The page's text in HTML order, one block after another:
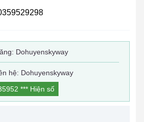
Dohuyenskyway
hệ: Dohuyenskyway
*** Hiện số